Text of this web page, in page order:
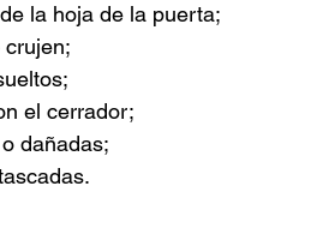
la hoja de la puerta;
crujen;
el cerrador;
dañadas;